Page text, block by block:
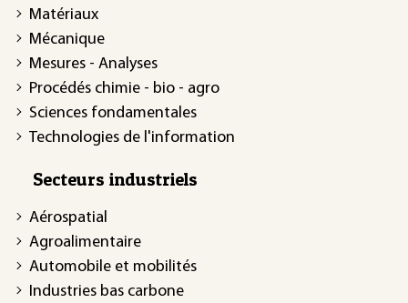
Matériaux
Mécanique
Mesures - Analyses
Procédés chimie - bio - agro
Sciences fondamentales
Technologies de l'information
Secteurs industriels
Aérospatial
Agroalimentaire
Automobile et mobilités
Industries bas carbone